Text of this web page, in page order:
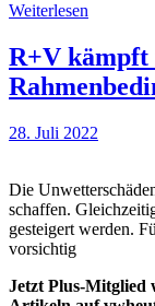
Weiterlesen
R+V kämpft
28. Juli 2022
Die
schaffen.
gesteigert werden.
vorsichtig
Jetzt Plus-Mitglied